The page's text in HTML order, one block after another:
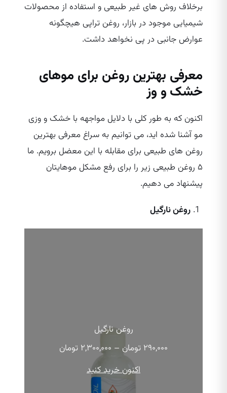
برخلاف روش‌ های غیر طبیعی و استفاده از محصولات
شیمیایی موجود در بازار، روغن تراپی هیچگونه
عوارض جانبی در پی نخواهد داشت.
معرفی بهترین روغن برای موهای
خشک و وز
اکنون که به طور کلی با دلایل مواجهه با خشک و وزی
مو آشنا شده‌ اید، می‌ توانیم به سراغ معرفی بهترین
روغن‌ های طبیعی برای مقابله با این معضل برویم. ما
۵ روغن طبیعی زیر را برای رفع مشکل موهایتان
پیشنهاد می‌ دهیم.
روغن نارگیل
روغن نارگیل
۲۹۰,۰۰۰ تومان – ۲,۳۰۰,۰۰۰ تومان
اکنون خرید کنید